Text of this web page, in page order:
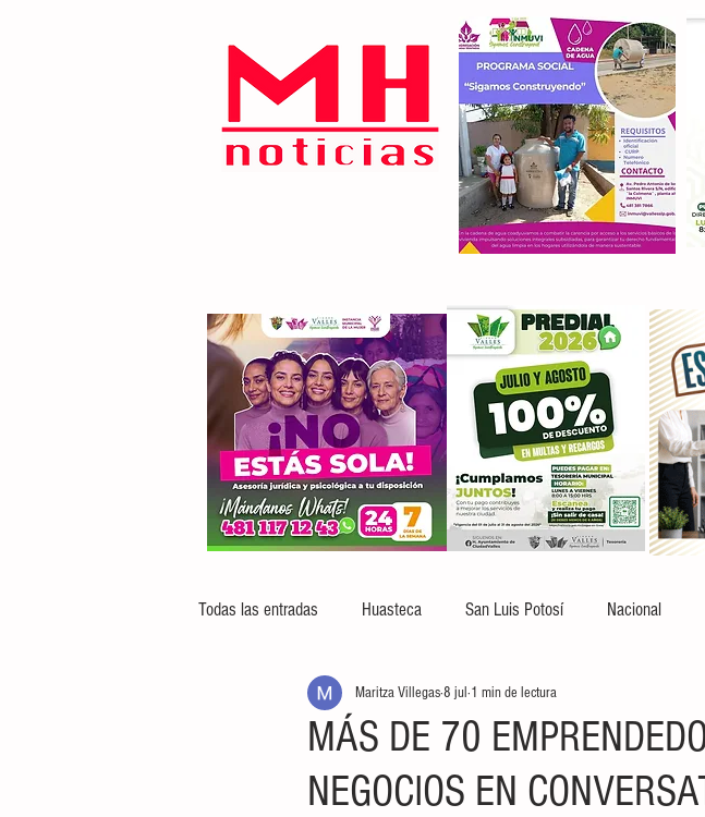
Todas las entradas Huasteca San Luis Potosí Nacional
MÁS DE 70
NEGOCIOS EN
Maritza Villegas8 jul 1 min de lectura